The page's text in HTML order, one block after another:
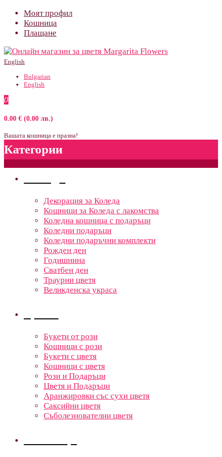
Моят профил
Кошница
Плащане
English
Bulgarian
English
0
0.00 € (0.00 лв.)
Вашата кошница е празна!
Категории
Декорация за Коледа
Кошници за Коледа с лакомства
Коледна кошница с подаръци
Коледни подаръци
Коледни подаръчни комплекти
Рожден ден
Годишнина
Сватбен ден
Траурни цветя
Великденска украса
Букети от рози
Кошници с рози
Букети с цветя
Кошници с цветя
Рози и Подаръци
Цветя и Подаръци
Аранжировки със сухи цветя
Саксийни цветя
Съболезнователни цветя